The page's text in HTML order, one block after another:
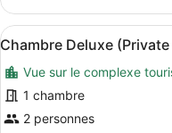
(One
Night)
le
type
de
Chambre
Deluxe
(One
Night)
Afficher
toutes
les
photos
pour
11
Chambre Deluxe
Vue sur le complexe
1 chambre
2 personnes